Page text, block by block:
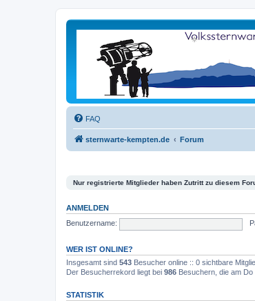
FAQ
sternwarte-kempten.de Forum
Nur registrierte Mitglieder haben Zutritt zu diesem
ANMELDEN
Benutzername:
WER IST ONLINE?
Insgesamt sind 543 Besucher online :: 0 sichtbare
Der Besucherrekord liegt bei 986 Besuchern, die am Do
STATISTIK